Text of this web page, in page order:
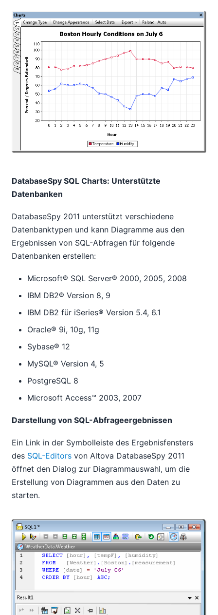
DatabaseSpy SQL Charts: Unterstützte
Datenbanken
DatabaseSpy 2011 unterstützt verschiedene
Datenbanktypen und kann Diagramme aus den
Ergebnissen von SQL-Abfragen für folgende
Datenbanken erstellen:
Microsoft® SQL Server® 2000, 2005, 2008
IBM DB2® Version 8, 9
IBM DB2 für iSeries® Version 5.4, 6.1
Oracle® 9i, 10g, 11g
Sybase® 12
MySQL® Version 4, 5
PostgreSQL 8
Microsoft Access™ 2003, 2007
Darstellung von SQL-Abfrageergebnissen
Ein Link in der Symbolleiste des Ergebnisfensters
des SQL-Editors von Altova DatabaseSpy 2011
öffnet den Dialog zur Diagrammauswahl, um die
Erstellung von Diagrammen aus den Daten zu
starten.